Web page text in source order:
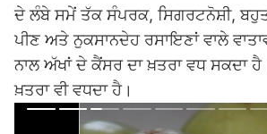
ਦੇ ਲੰਬੇ ਸਮੇਂ ਤੱਕ ਸੰਪਰਕ, ਸਿਗਰਟਨੋਸ਼ੀ,
ਪੀਣ ਅਤੇ ਨੁਕਸਾਨਦੇਹ ਰਸਾਇਣਾਂ ਵਾਲੇ
ਨਾਲ ਅੱਖਾਂ ਦੇ ਕੈਂਸਰ ਦਾ ਖ਼ਤਰਾ ਵਧ ਸਕਦਾ
ਖ਼ਤਰਾ ਵੀ ਵਧਦਾ ਹੈ।